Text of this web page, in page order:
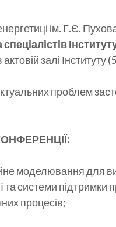
ім. Г.Є.
актовій залі Інституту
проблем
моделювання для
та системи підтримки
процесів;